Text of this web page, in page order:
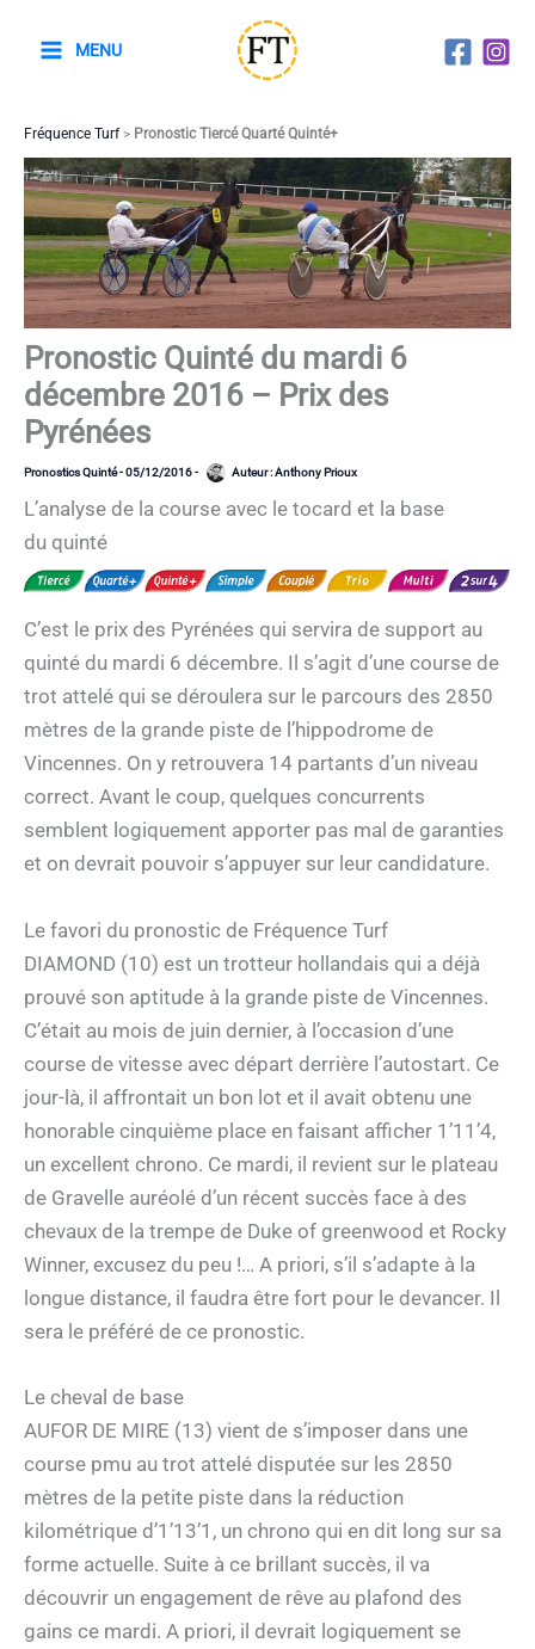
MENU
Fréquence Turf> Pronostic Tiercé Quarté Quinté+
Pronostic Quinté du mardi 6
décembre 2016 – Prix des
Pyrénées
Pronostics Quinté-05/12/2016- Auteur :Anthony Prioux
L’analyse de la course avec le tocard et la base
du quinté
C’est le prix des Pyrénées qui servira de support au
quinté du mardi 6 décembre. Il s’agit d’une course de
trot attelé qui se déroulera sur le parcours des 2850
mètres de la grande piste de l’hippodrome de
Vincennes. On y retrouvera 14 partants d’un niveau
correct. Avant le coup, quelques concurrents
semblent logiquement apporter pas mal de garanties
et on devrait pouvoir s’appuyer sur leur candidature.
Le favori du pronostic de Fréquence Turf
DIAMOND (10) est un trotteur hollandais qui a déjà
prouvé son aptitude à la grande piste de Vincennes.
C’était au mois de juin dernier, à l’occasion d’une
course de vitesse avec départ derrière l’autostart. Ce
jour-là, il affrontait un bon lot et il avait obtenu une
honorable cinquième place en faisant afficher 1’11’4,
un excellent chrono. Ce mardi, il revient sur le plateau
de Gravelle auréolé d’un récent succès face à des
chevaux de la trempe de Duke of greenwood et Rocky
Winner, excusez du peu !… A priori, s’il s’adapte à la
longue distance, il faudra être fort pour le devancer. Il
sera le préféré de ce pronostic.
Le cheval de base
AUFOR DE MIRE (13) vient de s’imposer dans une
course pmu au trot attelé disputée sur les 2850
mètres de la petite piste dans la réduction
kilométrique d’1’13’1, un chrono qui en dit long sur sa
forme actuelle. Suite à ce brillant succès, il va
découvrir un engagement de rêve au plafond des
gains ce mardi. A priori, il devrait logiquement se